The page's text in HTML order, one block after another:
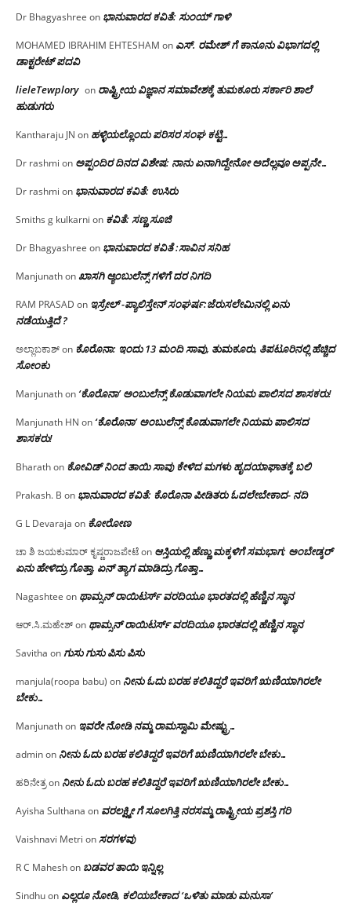
Dr Bhagyashree on ಭಾನುವಾರದ ಕವಿತೆ: ಸುಂಯ್ ಗಾಳಿ
MOHAMED IBRAHIM EHTESHAM on ಎಸ್. ರಮೇಶ್ ಗೆ ಕಾನೂನು ವಿಭಾಗದಲ್ಲಿ
ಡಾಕ್ಟರೇಟ್ ಪದವಿ
lieleTewplory on ರಾಷ್ಟ್ರೀಯ ವಿಜ್ಞಾನ ಸಮಾವೇಶಕ್ಕೆ‌ ತುಮಕೂರು ಸರ್ಕಾರಿ ಶಾಲೆ
ಹುಡುಗರು
Kantharaju JN on ಹಳ್ಳಿಯಲ್ಲೊಂದು ಪರಿಸರ ಸಂಘ ಕಟ್ಟಿ…
Dr rashmi on ಅಪ್ಪಂದಿರ ದಿನದ ವಿಶೇಷ: ನಾನು ಏನಾಗಿದ್ದೇನೋ‌ ಅದೆಲ್ಲವೂ ಅಪ್ಪನೇ…
Dr rashmi on ಭಾನುವಾರದ ಕವಿತೆ: ಉಸಿರು
Smiths g kulkarni on ಕವಿತೆ: ಸಣ್ಣ ಸೂಜಿ
Dr Bhagyashree on ಭಾನುವಾರದ ಕವಿತೆ :ಸಾವಿನ ಸನಿಹ
Manjunathonಖಾಸಗಿ ಆ್ಯಂಬುಲೆನ್ಸ್ ಗಳಿಗೆ ದರ ನಿಗದಿ
RAM PRASAD on ಇಸ್ರೇಲ್ -ಪ್ಯಾಲಿಸ್ತೇನ್ ಸಂಘರ್ಷ:ಜೆರುಸಲೇಮಿನಲ್ಲಿ ಏನು
ನಡೆಯುತ್ತಿದೆ ?
ಅಲ್ಲಾಬಕಾಶ್on ಕೊರೊನಾ: ಇಂದು 13 ಮಂದಿ ಸಾವು, ತುಮಕೂರು, ತಿಪಟೂರಿನಲ್ಲಿ ಹೆಚ್ಚಿದ
ಸೋಂಕು
Manjunathon ‘ಕೊರೊನಾ’ ಅಂಬುಲೆನ್ಸ್ ಕೊಡುವಾಗಲೇ ನಿಯಮ ಪಾಲಿಸದ ಶಾಸಕರು!
Manjunath HN on ‘ಕೊರೊನಾ’ ಅಂಬುಲೆನ್ಸ್ ಕೊಡುವಾಗಲೇ ನಿಯಮ ಪಾಲಿಸದ
ಶಾಸಕರು!
Bharathon ಕೋವಿಡ್ ನಿಂದ ತಾಯಿ ಸಾವು ಕೇಳಿದ ಮಗಳು ಹೃದಯಾಘಾತಕ್ಕೆ ಬಲಿ
Prakash. B on ಭಾನುವಾರದ ಕವಿತೆ: ಕೊರೊನಾ ಪೀಡಿತರು ಓದಲೇಬೇಕಾದ- ನದಿ
G L Devaraja on ಕೋರೋಣ
ಚಾ ಶಿ ಜಯಕುಮಾರ್ ಕೃಷ್ಣರಾಜಪೇಟೆon ಆಸ್ತಿಯಲ್ಲಿ ಹೆಣ್ಣು ಮಕ್ಕಳಿಗೆ ಸಮಭಾಗ; ಅಂಬೇಡ್ಕರ್
ಏನು ಹೇಳಿದ್ರು ಗೊತ್ತಾ, ಏನ್ ತ್ಯಾಗ ಮಾಡಿದ್ರು ಗೊತ್ತಾ…
Nagashtee on ಥಾಮ್ಸನ್ ರಾಯಿಟರ್ಸ್ ವರದಿಯೂ ಭಾರತದಲ್ಲಿ ಹೆಣ್ಣಿನ ಸ್ಥಾನ‌
ಆರ್.ಸಿ.ಮಹೇಶ್on ಥಾಮ್ಸನ್ ರಾಯಿಟರ್ಸ್ ವರದಿಯೂ ಭಾರತದಲ್ಲಿ ಹೆಣ್ಣಿನ ಸ್ಥಾನ‌
Savitha onಗುಸು ಗುಸು ಪಿಸು ಪಿಸು
manjula(roopa babu) on ನೀನು ಓದು ಬರಹ ಕಲಿತಿದ್ದರೆ ಇವರಿಗೆ ಋಣಿಯಾಗಿರಲೇ
ಬೇಕು…
Manjunathon ಇವರೇ‌ ನೋಡಿ‌ ನಮ್ಮ‌ ರಾಮಸ್ವಾಮಿ ಮೇಷ್ಟ್ರು…
adminon ನೀನು ಓದು ಬರಹ ಕಲಿತಿದ್ದರೆ ಇವರಿಗೆ ಋಣಿಯಾಗಿರಲೇ ಬೇಕು…
ಹರಿನೇತ್ರon ನೀನು ಓದು ಬರಹ ಕಲಿತಿದ್ದರೆ ಇವರಿಗೆ ಋಣಿಯಾಗಿರಲೇ ಬೇಕು…
Ayisha Sulthana on ವರಲಕ್ಷ್ಮೀ ಗೆ ಸೂಲಗಿತ್ತಿ ನರಸಮ್ಮ‌ ರಾಷ್ಟ್ರೀಯ ಪ್ರಶಸ್ತಿ ಗರಿ
Vaishnavi Metri onಸರಗಳವು
R C Maheshon ಬಡವರ ತಾಯಿ ಇನ್ನಿಲ್ಲ
Sindhuon ಎಲ್ಲರೂ ನೋಡಿ, ಕಲಿಯಬೇಕಾದ ‘ಒಳಿತು ಮಾಡು ಮನುಸಾ’